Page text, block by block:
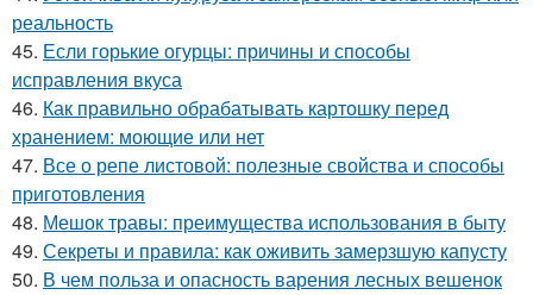
реальность
45. Если горькие огурцы: причины и способы
исправления вкуса
46. Как правильно обрабатывать картошку перед
хранением: моющие или нет
47. Все о репе листовой: полезные свойства и способы
приготовления
48. Мешок травы: преимущества использования в быту
49. Секреты и правила: как оживить замерзшую капусту
50. В чем польза и опасность варения лесных вешенок